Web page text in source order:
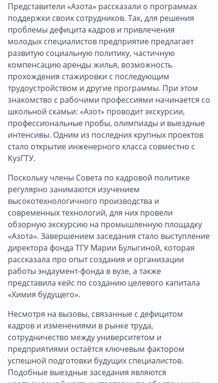
Представители «Азота» рассказали о программах
поддержки своих сотрудников. Так, для решения
проблемы дефицита кадров и привлечения
молодых специалистов предприятие предлагает
развитую социальную политику, частичную
компенсацию аренды жилья, возможность
прохождения стажировки с последующим
трудоустройством и другие программы. При этом
знакомство с рабочими профессиями начинается со
школьной скамьи: «Азот» проводит экскурсии,
профессиональные пробы, олимпиады и выездные
интенсивы. Одним из последних крупных проектов
стало открытие инженерного класса совместно с
КузГТУ.
Поскольку члены Совета по кадровой политике
регулярно занимаются изучением
высокотехнологичного производства и
современных технологий, для них провели
обзорную экскурсию на промышленную площадку
«Азота». Завершением заседания стало выступление
директора фонда ТГУ Марии Булыгиной, которая
рассказала про опыт создания и организации
работы эндаумент-фонда в вузе, а также
представила кейс по созданию целевого капитала
«Химия будущего».
Несмотря на вызовы, связанные с дефицитом
кадров и изменениями в рынке труда,
сотрудничество между университетом и
предприятиями остаётся ключевым фактором
успешной подготовки будущих специалистов.
Подобные выездные заседания являются